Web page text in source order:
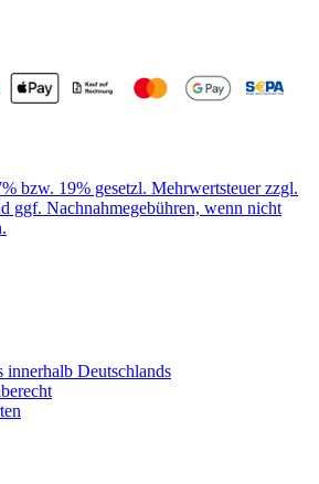
bzw. 19% gesetzl. Mehrwertsteuer zzgl.
ggf. Nachnahmegebühren, wenn nicht
innerhalb Deutschlands